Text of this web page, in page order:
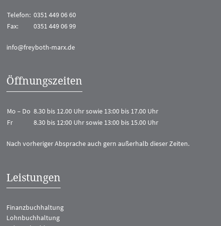
Telefon: 0351 449 06 60
Fax:
0351 449 06 99
info@freyboth-marx.de
Öffnungszeiten
Mo – Do 8.30 bis 12.00 Uhr sowie 13:00 bis 17.00 Uhr
Fr
8.30 bis 12:00 Uhr sowie 13:00 bis 15.00 Uhr
Nach vorheriger Absprache auch gern außerhalb dieser Zeiten.
Leistungen
Finanzbuchhaltung
Lohnbuchhaltung